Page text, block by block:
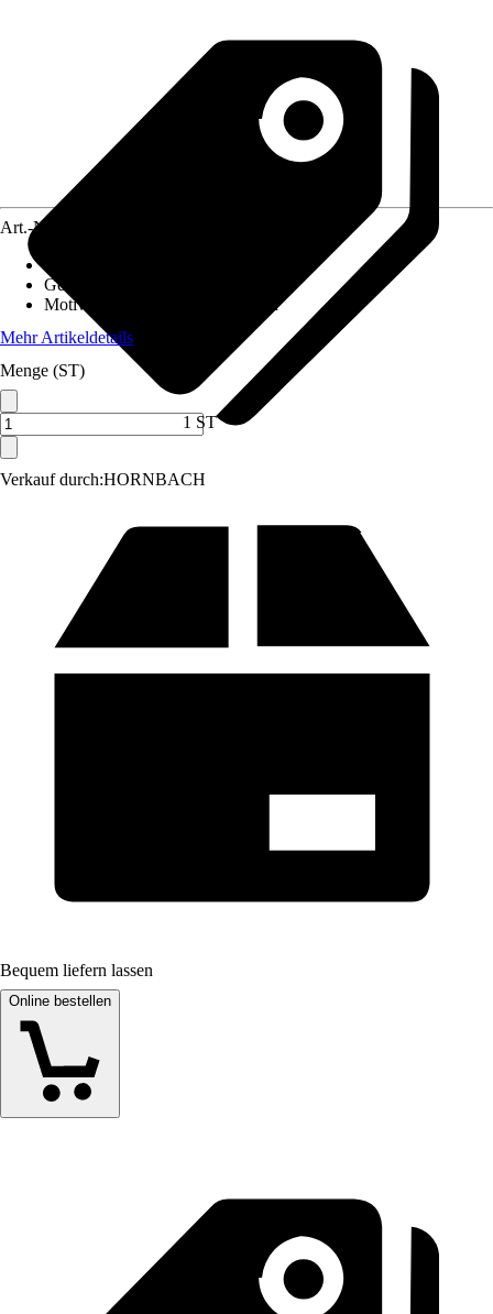
Verkauf durch:HORNBACH
Art.-Nr.
Gewicht
Motivkategorie
Fahrzeuge, Neon
Mehr Artikeldetails
Menge (ST)
1 ST
Bequem liefern lassen
Online bestellen